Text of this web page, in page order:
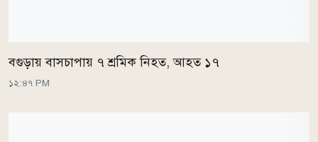
বগুড়ায় বাসচাপায় ৭ শ্রমিক নিহত, আহত ১৭
১২:৪৭ PM